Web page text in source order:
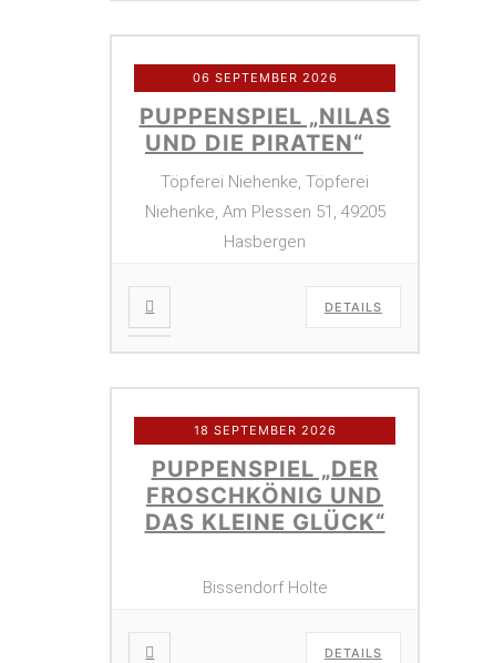
06 SEPTEMBER 2026
PUPPENSPIEL „NILAS
UND DIE PIRATEN“
Töpferei Niehenke, Töpferei
Niehenke, Am Plessen 51, 49205
Hasbergen
DETAILS
18 SEPTEMBER 2026
PUPPENSPIEL „DER
FROSCHKÖNIG UND
DAS KLEINE GLÜCK“
Bissendorf Holte
DETAILS